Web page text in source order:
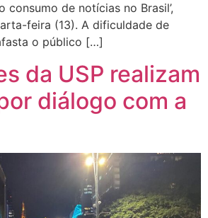
consumo de notícias no Brasil’,
feira (13). A dificuldade de
o público […]
da USP realizam
diálogo com a